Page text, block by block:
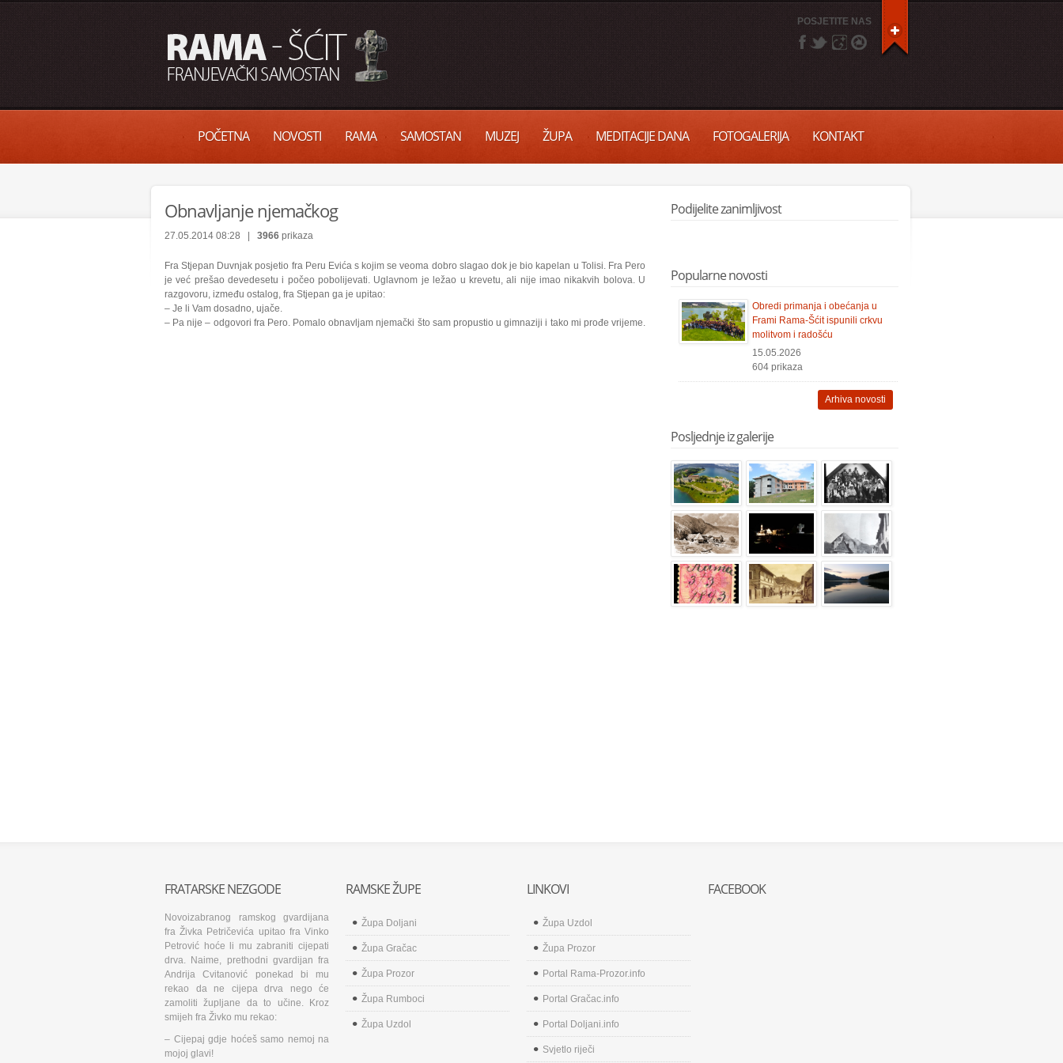
POSJETITE NAS
POČETNA NOVOSTI RAMA SAMOSTAN MUZEJ ŽUPA MEDITACIJE DANA FOTOGALERIJA KONTAKT
Obnavljanje njemačkog
27.05.2014 08:28 | 3966 prikaza
Fra Stjepan Duvnjak posjetio fra Peru Evića s kojim se veoma dobro slagao dok je bio kapelan u Tolisi. Fra Pero
je već prešao devedesetu i počeo pobolijevati. Uglavnom je ležao u krevetu, ali nije imao nikakvih bolova. U
razgovoru, između ostalog, fra Stjepan ga je upitao:
– Je li Vam dosadno, ujače.
– Pa nije – odgovori fra Pero. Pomalo obnavljam njemački što sam propustio u gimnaziji i tako mi prođe vrijeme.
Podijelite zanimljivost
Popularne novosti
Obredi primanja i obećanja u
Frami Rama-Šćit ispunili crkvu
molitvom i radošću
15.05.2026
604 prikaza
Arhiva novosti
Posljednje iz galerije
FRATARSKE NEZGODE
Novoizabranog ramskog gvardijana
fra Živka Petričevića upitao fra Vinko
Petrović hoće li mu zabraniti cijepati
drva. Naime, prethodni gvardijan fra
Andrija Cvitanović ponekad bi mu
rekao da ne cijepa drva nego će
zamoliti župljane da to učine. Kroz
smijeh fra Živko mu rekao:
– Cijepaj gdje hoćeš samo nemoj na
mojoj glavi!
RAMSKE ŽUPE
Župa Doljani
Župa Gračac
Župa Prozor
Župa Rumboci
Župa Uzdol
LINKOVI
Župa Uzdol
Župa Prozor
Portal Rama-Prozor.info
Portal Gračac.info
Portal Doljani.info
Svjetlo riječi
FACEBOOK